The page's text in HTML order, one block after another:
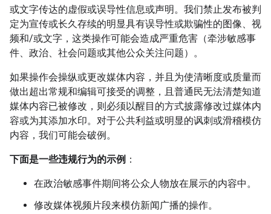
或文字传达的虚假或误导性信息或声明。我们禁止发布被判
定为宣传或长久存续的明显具有误导性或欺骗性的图像、视
频和/或文字，这类操作可能会造成严重危害（牵涉敏感事
件、政治、社会问题或其他公众关注问题）。
如果操作会操纵或更改媒体内容，并且为使清晰度或质量而
做出超出常规和编辑可接受的调整，且普通民无法清楚知道
媒体内容已被修改，则必须以醒目的方式披露修改过媒体内
容或为其添加水印。对于公共利益或明显的讽刺或滑稽模仿
内容，我们可能会破例。
下面是一些违规行为的示例 ：
在政治敏感事件期间将公众人物放在展示的内容中。
修改媒体视频片段来模仿新闻广播的操作。